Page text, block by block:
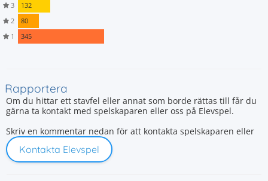
3
132
2
80
1
345
Rapportera
Om du hittar ett stavfel eller annat som borde rättas till får du
gärna ta kontakt med spelskaparen eller oss på Elevspel.
Skriv en kommentar nedan för att kontakta spelskaparen eller
Kontakta Elevspel